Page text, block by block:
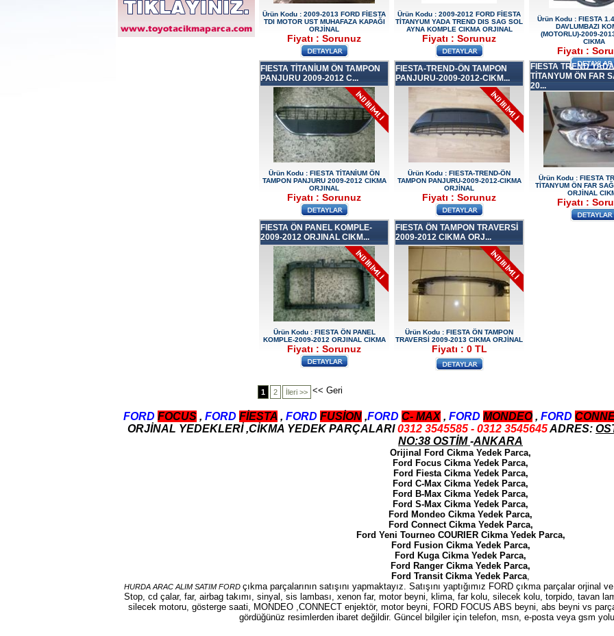
2017-2018 FORD RANGER
SOL ÖN KAPI DÖŞEMSİ
Ürün Kodu : 2017-2018 ford ranger şavft
Ürün Kodu : 2009-2013 FORD FİESTA
TDI MOTOR UST MUHAFAZA KAPAĞI
ORJİNAL
Fiyatı : Sorunuz
Ürün Kodu : 2009-2012 FORD FİESTA
TİTANYUM YADA TREND DIS SAG SOL
AYNA KOMPLE CIKMA ORJINAL
Fiyatı : Sorunuz
Ürün Kodu : FIESTA
DAVLUMBAZI
(MOTORLU)-2009-
CIKMA
Fiyatı :
FIESTA TİTANİUM ÖN TAMPON
PANJURU 2009-2012 C...
Ürün Kodu : FIESTA TİTANİUM ÖN
TAMPON PANJURU 2009-2012 CIKMA
ORJINAL
Fiyatı : Sorunuz
FIESTA-TREND-ÖN TAMPON
PANJURU-2009-2012-CIKM...
Ürün Kodu : FIESTA-TREND-ÖN
TAMPON PANJURU-2009-2012-CIKMA
ORJİNAL
Fiyatı : Sorunuz
FIESTA TREND YADA
TİTANYUM ÖN FAR
20...
Ürün Kodu : FIESTA
TİTANYUM ÖN FAR
ORJİNAL
Fiyatı :
FIESTA ÖN PANEL KOMPLE-
2009-2012 ORJINAL CIKM...
Ürün Kodu : FIESTA ÖN PANEL
KOMPLE-2009-2012 ORJINAL CIKMA
Fiyatı : Sorunuz
FIESTA ÖN TAMPON TRAVERSİ
2009-2012 CIKMA ORJ...
Ürün Kodu : FIESTA ÖN TAMPON
TRAVERSİ 2009-2013 CIKMA ORJİNAL
Fiyatı : 0 TL
<< Geri
1 2 İleri >>
FORD FOCUS , FORD FİESTA , FORD FUSİON ,FORD C- MAX, FORD MONDEO, FORD
ORJİNAL YEDEKLERİ ,CİKMA YEDEK PARÇALARI0312 3545585 - 0312 3545645ADRES:
NO:38 OSTİM-ANKARA
Orijinal Ford Cikma Yedek Parca,
Ford Focus Cikma Yedek Parca,
Ford Fiesta Cikma Yedek Parca,
Ford C-Max Cikma Yedek Parca,
Ford B-Max Cikma Yedek Parca,
Ford S-Max Cikma Yedek Parca,
Ford Mondeo Cikma Yedek Parca,
Ford Connect Cikma Yedek Parca,
Ford Yeni Tourneo COURIER Cikma Yedek Parca,
Ford Fusion Cikma Yedek Parca,
Ford Kuga Cikma Yedek Parca,
Ford Ranger Cikma Yedek Parca,
Ford Transit Cikma Yedek Parca,
HURDA ARAC ALIM SATIM FORD çıkma parçalarının satışını yapmaktayız. Satışını yaptığımız FORD çıkma parçalar
Stop, cd çalar, far, airbag takımı, sinyal, sis lambası, xenon far, motor beyni, klima, far kolu, silecek kolu, torpido, tavan
silecek motoru, gösterge saati, MONDEO ,CONNECT enjektör, motor beyni, FORD FOCUS ABS beyni, abs beyni vs
gördüğünüz resimlerden ibaret değildir. Güncel bilgiler için telefon, msn, e-posta veya gsm